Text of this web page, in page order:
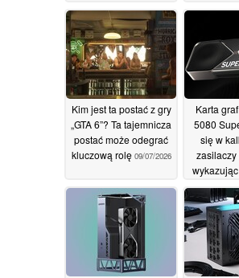
Kim jest ta postać z gry
„GTA 6”? Ta tajemnicza
postać może odegrać
kluczową rolę 09/07/2026
Karta
5080
się w
zasilaczy
moc